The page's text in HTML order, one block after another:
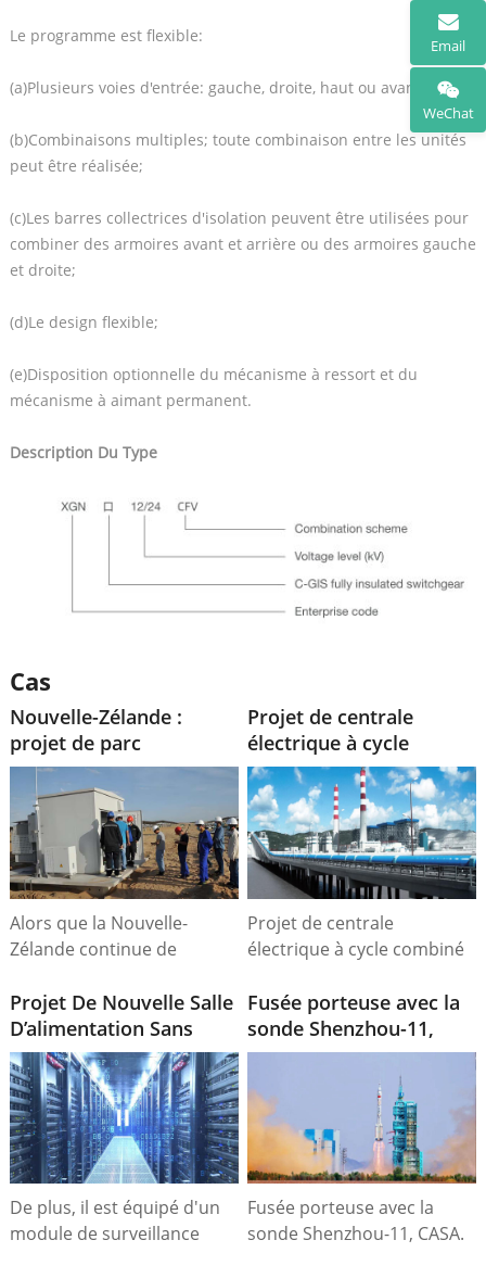
Le programme est flexible:
(a)Plusieurs voies d'entrée: gauche, droite, haut ou avant;
(b)Combinaisons multiples; toute combinaison entre les unités
peut être réalisée;
(c)Les barres collectrices d'isolation peuvent être utilisées pour
combiner des armoires avant et arrière ou des armoires gauche
et droite;
(d)Le design flexible;
(e)Disposition optionnelle du mécanisme à ressort et du
mécanisme à aimant permanent.
Description Du Type
Cas
Nouvelle-Zélande :
projet de parc
photovoltaïque de 2
MW : acquisition d’un
transformateur
photovoltaïque de 2 500
kVA
Alors que la Nouvelle-
Zélande continue de
solaire, les partenariats
avec des fabricants
innovants comme ZTelec
resteront essentiels pour
assurer à la fois la sécurité
énergétique et la durabilité
écologique.
Projet de centrale
électrique à cycle
combiné SAIF de 225
MW avec turbine à gaz,
Pakistan
Projet de centrale
électrique à cycle combiné
turbine à gaz, Pakistan.
Projet De Nouvelle Salle
D’alimentation Sans
Interruption Pour
Centre De Données
De plus, il est équipé d'un
module de surveillance
Fusée porteuse avec la
sonde Shenzhou-11,
CASA. 2016
Fusée porteuse avec la
sonde Shenzhou-11, CASA.
Email
WeChat